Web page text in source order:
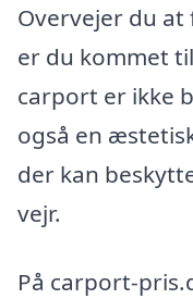
Overvejer du at
er du kommet
carport er ikke
også en
der kan
vejr.
På carport-